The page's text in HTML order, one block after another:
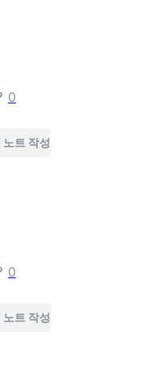
0
노트 작성
0
노트 작성